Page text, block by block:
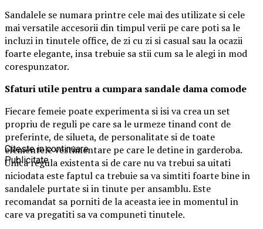
Sandalele se numara printre cele mai des utilizate si cele
mai versatile accesorii din timpul verii pe care poti sa le
incluzi in tinutele office, de zi cu zi si casual sau la ocazii
foarte elegante, insa trebuie sa stii cum sa le alegi in mod
corespunzator.
Sfaturi utile pentru a cumpara sandale dama comode
Fiecare femeie poate experimenta si isi va crea un set
propriu de reguli pe care sa le urmeze tinand cont de
preferinte, de silueta, de personalitate si de toate
elementele vestimentare pe care le detine in garderoba.
Unica regula existenta si de care nu va trebui sa uitati
niciodata este faptul ca trebuie sa va simtiti foarte bine in
sandalele purtate si in tinute per ansamblu. Este
recomandat sa porniti de la aceasta iee in momentul in
care va pregatiti sa va compuneti tinutele.
Citeste in continuare
Publicitate